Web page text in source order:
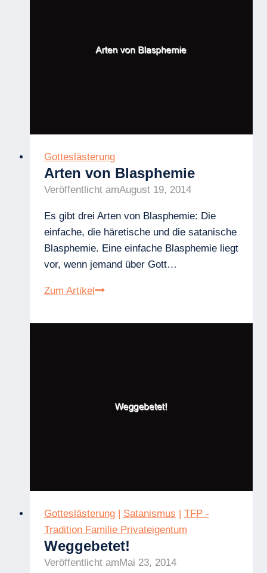
Gotteslästerung
Arten von Blasphemie
Veröffentlicht amAugust 19, 2014
Es gibt drei Arten von Blasphemie: Die
einfache, die häretische und die satanische
Blasphemie. Eine einfache Blasphemie liegt
vor, wenn jemand über Gott…
Zum ArtikelArten
Blasphemie
Gotteslästerung| Satanismus | TFP -
Tradition Familie Privateigentum
Weggebetet!
Veröffentlicht amMai 23, 2014